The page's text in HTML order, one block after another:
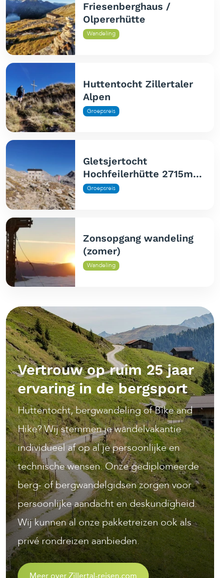
Friesenberghaus /
Olpererhütte
Wandeling
Huttentocht Zillertaler
Alpen
Groepsreis
Gletsjertocht
Hochfeilerhütte 2715m
(zuidtirol)
Groepsreis
Zonsopgang wandeling
(zomer)
Wandeling
Vertrouw op ruim 25 jaar
ervaring in de bergsport
Huttentocht, bergwandeling of Bike and
Hike? Wij stemmen je wandelvakantie
individueel af op al je persoonlijke en
technische wensen. Onze gediplomeerde
berg- of bergwandelgidsen zorgen voor
persoonlijke aandacht en deskundigheid.
Wij kunnen al onze pakketreizen ook als
privé rondreizen aanbieden.
Meer over Zillertal-reisen.com